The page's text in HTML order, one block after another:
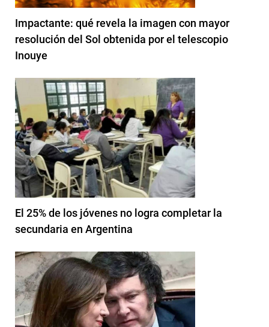
Impactante: qué revela la imagen con mayor
resolución del Sol obtenida por el telescopio
Inouye
El 25% de los jóvenes no logra completar la
secundaria en Argentina